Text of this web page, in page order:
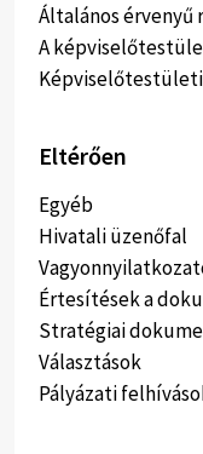
Általános
A
Eltérően
Egyéb
Hivatali üzenőfal
Értesítések a
Stratégiai
Választások
Pályázati